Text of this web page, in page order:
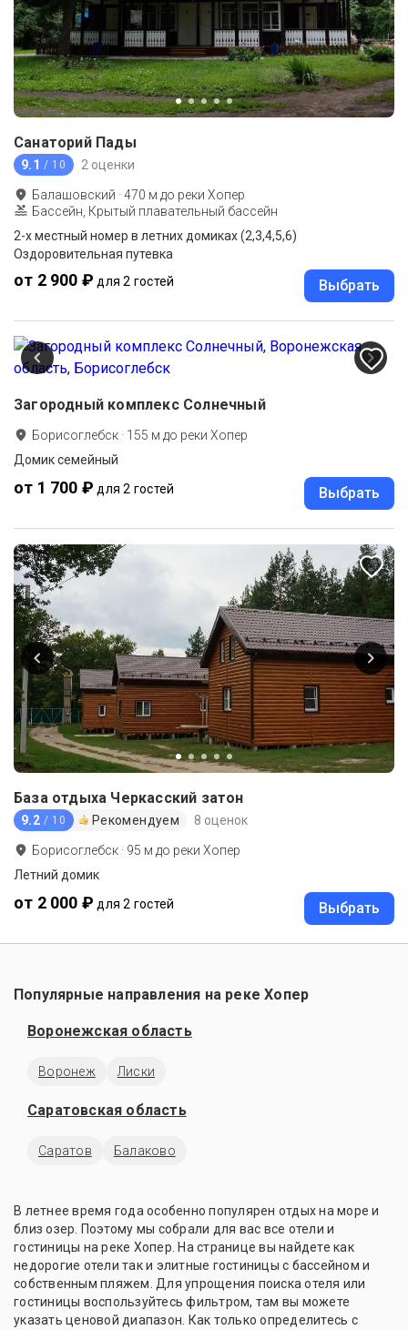
Санаторий Пады
9.1 / 10 2 оценки
Балашовский ·470 м до реки Хопер
Бассейн, Крытый плавательный бассейн
2-х местный номер в летних домиках (2,3,4,5,6)
Оздоровительная путевка
от 2 900 ₽ для 2 гостей Выбрать
Загородный комплекс Солнечный
Борисоглебск · 155 м до реки Хопер
Домик семейный
от 1 700 ₽ для 2 гостей Выбрать
База отдыха Черкасский затон
9.2 / 10 Рекомендуем 8 оценок
Борисоглебск · 95 м до реки Хопер
Летний домик
от 2 000 ₽ для 2 гостей Выбрать
Популярные направления на реке Хопер
Воронежская область
Воронеж Лиски
Саратовская область
Саратов Балаково
В летнее время года особенно популярен отдых на море и
близ озер. Поэтому мы собрали для вас все отели и
гостиницы на реке Хопер. На странице вы найдете как
недорогие отели так и элитные гостиницы с бассейном и
собственным пляжем. Для упрощения поиска отеля или
гостиницы воспользуйтесь фильтром, там вы можете
указать ценовой диапазон. Как только определитесь с